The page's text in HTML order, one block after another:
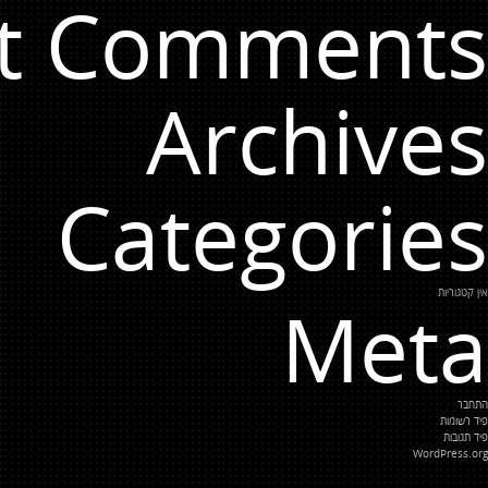
Comments
Archives
Categories
אין קטגוריות
Meta
התחבר
פיד רשומות
פיד תגובות
WordPress.org